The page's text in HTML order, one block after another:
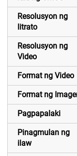
Resolusyon ng
litrato
Resolusyon ng
Video
Format ng Video
Format ng
Pagpapalaki
Pinagmulan ng
ilaw